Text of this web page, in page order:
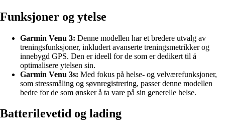
Funksjoner og ytelse
Garmin Venu 3: Denne modellen har et bredere utvalg av
treningsfunksjoner, inkludert avanserte treningsmetrikker og
innebygd GPS. Den er ideell for de som er dedikert til å
optimalisere ytelsen sin.
Garmin Venu 3s: Med fokus på helse- og velværefunksjoner,
som stressmåling og søvnregistrering, passer denne modellen
bedre for de som ønsker å ta vare på sin generelle helse.
Batterilevetid og lading